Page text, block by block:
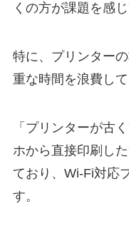
くの方が課題を感じ
特に、プリンター
重な時間を浪費して
「プリンターが古
ホから直接印刷し
ており、Wi-Fi対応
す。